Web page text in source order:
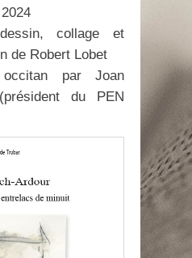
collage et
de Robert Lobet
par Joan
du PEN